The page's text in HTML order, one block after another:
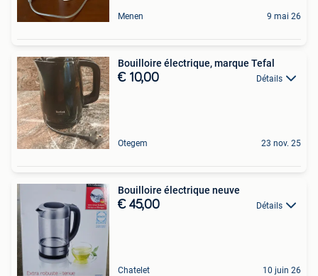
Menen 9 mai 26
Bouilloire électrique, marque Tefal
€ 10,00 Détails
Otegem 23 nov. 25
Bouilloire électrique neuve
€ 45,00 Détails
Chatelet 10 juin 26